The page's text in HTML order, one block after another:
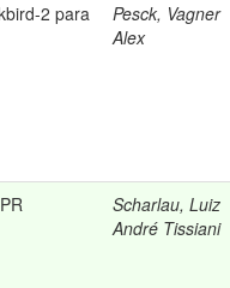
2 para
Pesck, Vagner
Alex
Scharlau, Luiz
André Tissiani